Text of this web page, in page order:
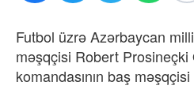
Futbol üzrə Azərbaycan
məşqçisi Robert Prosineçki
komandasının baş